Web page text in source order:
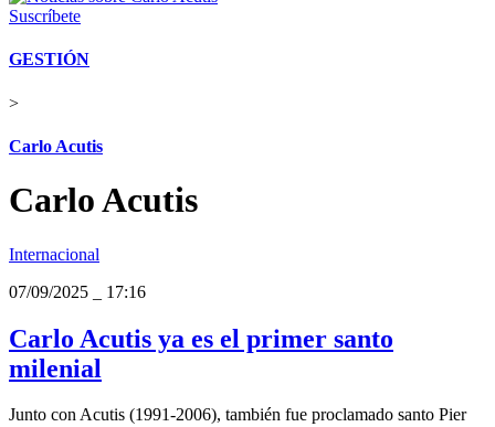
Suscríbete
GESTIÓN
>
Carlo Acutis
Carlo Acutis
Internacional
07/09/2025
17:16
Carlo Acutis ya es el primer santo
milenial
Junto con Acutis (1991-2006), también fue proclamado santo Pier